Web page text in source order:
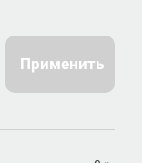
Применить